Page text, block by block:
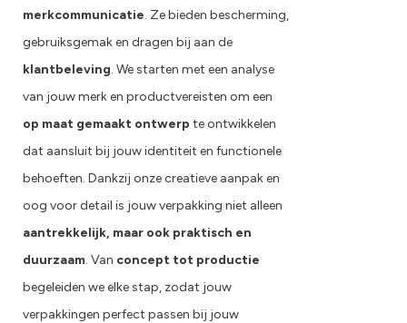
merkcommunicatie. Ze bieden bescherming,
gebruiksgemak en dragen bij aan de
klantbeleving. We starten met een analyse
van jouw merk en productvereisten om een
op maat gemaakt ontwerp te ontwikkelen
dat aansluit bij jouw identiteit en functionele
behoeften. Dankzij onze creatieve aanpak en
oog voor detail is jouw verpakking niet alleen
aantrekkelijk, maar ook praktisch en
duurzaam. Van concept tot productie
begeleiden we elke stap, zodat jouw
verpakkingen perfect passen bij jouw